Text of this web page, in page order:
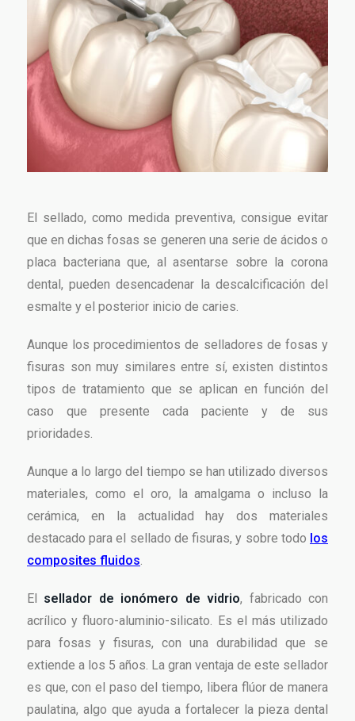
El sellado, como medida preventiva, consigue evitar
que en dichas fosas se generen una serie de ácidos o
placa bacteriana que, al asentarse sobre la corona
dental, pueden desencadenar la descalcificación del
esmalte y el posterior inicio de caries.
Aunque los procedimientos de selladores de fosas y
fisuras son muy similares entre sí, existen distintos
tipos de tratamiento que se aplican en función del
caso que presente cada paciente y de sus
prioridades.
Aunque a lo largo del tiempo se han utilizado diversos
materiales, como el oro, la amalgama o incluso la
cerámica, en la actualidad hay dos materiales
destacado para el sellado de fisuras, y sobre todo los
composites fluidos
El sellador de ionómero de vidrio, fabricado con
acrílico y fluoro-aluminio-silicato. Es el más utilizado
para fosas y fisuras, con una durabilidad que se
extiende a los 5 años. La gran ventaja de este sellador
es que, con el paso del tiempo, libera flúor de manera
paulatina, algo que ayuda a fortalecer la pieza dental